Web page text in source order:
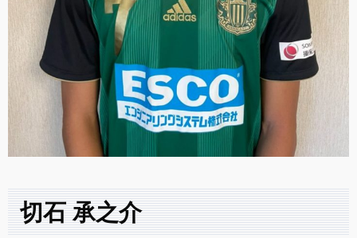
切石 承之介